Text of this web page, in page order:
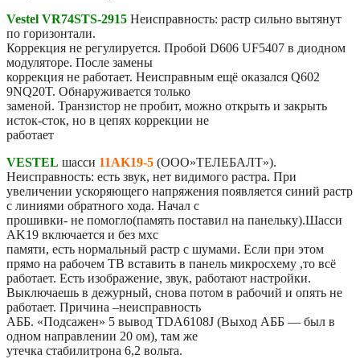
Vestel VR74STS-2915 Неисправность: растр сильно вытянут
по горизонтали.
Коррекция не регулируется. Пробой D606 UF5407 в диодном
модуляторе. После замены
коррекция не работает. Неисправным ещё оказался Q602
9NQ20T. Обнаруживается только
заменой. Транзистор не пробит, можно открыть и закрыть
исток-сток, но в цепях коррекции не
работает
VESTEL шасси 11AK19-5 (ООО»ТЕЛЕБАЛТ»).
Неисправность: есть звук, нет видимого растра. При
увеличении ускоряющего напряжения появляется синий растр
с линиями обратного хода. Начал с
прошивки- не помогло(память поставил на панельку).Шасси
AK19 включается и без мхс
памяти, есть нормальный растр с шумами. Если при этом
прямо на рабочем ТВ вставить в панель микросхему ,то всё
работает. Есть изображение, звук, работают настройки.
Выключаешь в дежурный, снова потом в рабочий и опять не
работает. Причина –неисправность
АББ. «Подсажен» 5 вывод TDA6108J (Выход АББ — был в
одном направлении 20 ом), там же
утечка стабилитрона 6,2 вольта.